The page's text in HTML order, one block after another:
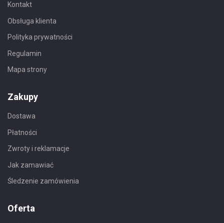
Kontakt
Obsługa klienta
Polityka prywatności
Regulamin
Mapa strony
Zakupy
Dostawa
Płatności
Zwroty i reklamacje
Jak zamawiać
Śledzenie zamówienia
Oferta